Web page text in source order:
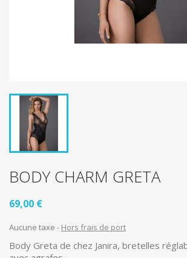
BODY CHARM GRETA
69,00 €
Aucune taxe Hors frais de port
Body Greta de chez Janira, bretelles